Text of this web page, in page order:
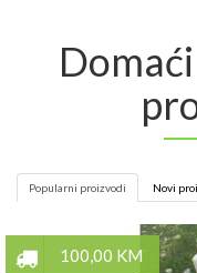
Popularni proizvodi Novi
100,00 KM